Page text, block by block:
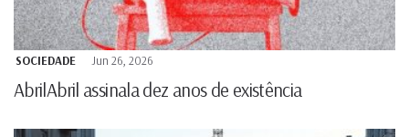
SOCIEDADE Jun 26, 2026
AbrilAbril assinala dez anos de existência